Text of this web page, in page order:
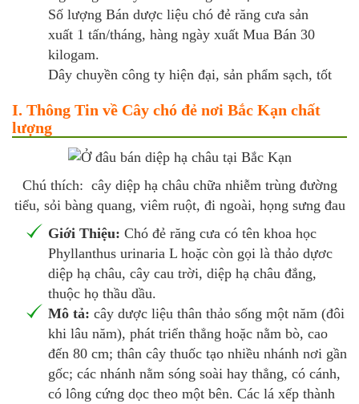
Số lượng Bán dược liệu chó đẻ răng cưa sản
xuất 1 tấn/tháng, hàng ngày xuất Mua Bán 30
kilogam.
Dây chuyền công ty hiện đại, sản phẩm sạch, tốt
I. Thông Tin về Cây chó đẻ nơi Bắc Kạn chất
lượng
Chú thích: cây diệp hạ châu chữa nhiễm trùng đường
tiểu, sỏi bàng quang, viêm ruột, đi ngoài, họng sưng đau
Giới Thiệu: Chó đẻ răng cưa có tên khoa học
Phyllanthus urinaria L hoặc còn gọi là thảo dựơc
diệp hạ châu, cây cau trời, diệp hạ châu đắng,
thuộc họ thầu dầu.
Mô tả: cây dược liệu thân thảo sống một năm (đôi
khi lâu năm), phát triển thẳng hoặc nằm bò, cao
đến 80 cm; thân cây thuốc tạo nhiều nhánh nơi gần
gốc; các nhánh nằm sóng soài hay thẳng, có cánh,
có lông cứng dọc theo một bên. Các lá xếp thành